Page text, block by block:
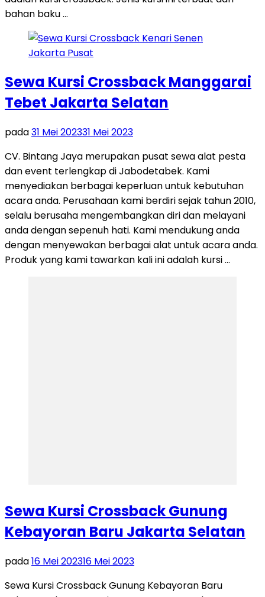
bahan baku …
Sewa Kursi Crossback Manggarai
Tebet Jakarta Selatan
pada31 Mei 202331 Mei 2023
CV. Bintang Jaya merupakan pusat sewa alat pesta
dan event terlengkap di Jabodetabek. Kami
menyediakan berbagai keperluan untuk kebutuhan
acara anda. Perusahaan kami berdiri sejak tahun 2010,
selalu berusaha mengembangkan diri dan melayani
anda dengan sepenuh hati. Kami mendukung anda
dengan menyewakan berbagai alat untuk acara anda.
Produk yang kami tawarkan kali ini adalah kursi …
Sewa Kursi Crossback Gunung
Kebayoran Baru Jakarta Selatan
pada16 Mei 202316 Mei 2023
Sewa Kursi Crossback Gunung Kebayoran Baru